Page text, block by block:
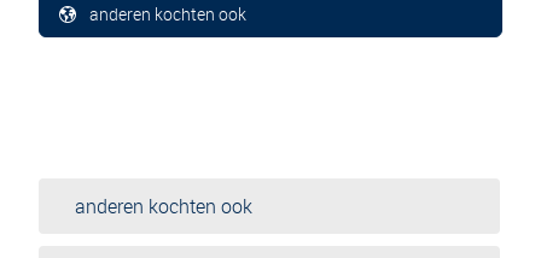
anderen kochten ook
anderen kochten ook